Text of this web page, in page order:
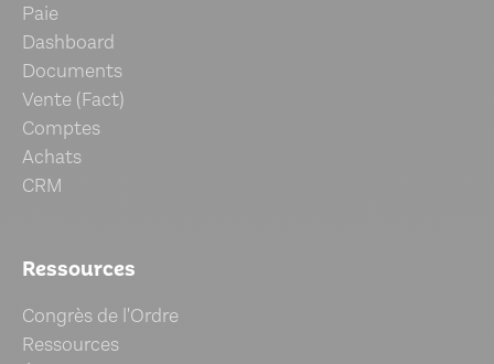
Paie
Dashboard
Documents
Vente (Fact)
Comptes
Achats
CRM
Ressources
Congrès de l'Ordre
Ressources